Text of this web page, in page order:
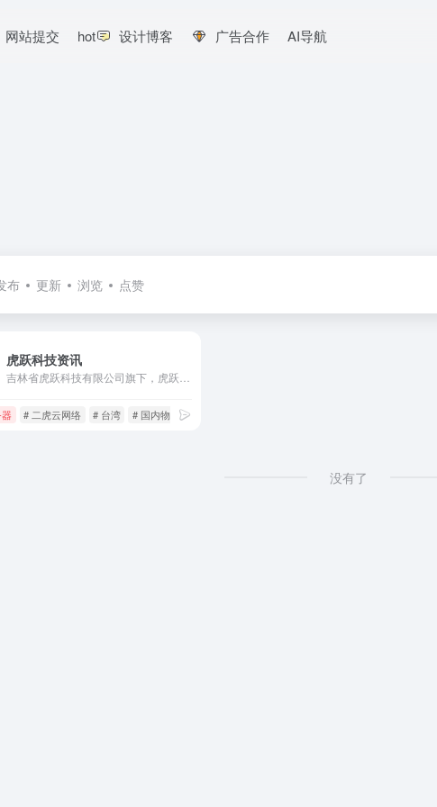
网站提交 hot 设计博客 广告合作 AI导航
布 更新 浏览 点赞
虎跃科技资讯
# 二虎云网络 # 台湾 # 国内物理机
没有了